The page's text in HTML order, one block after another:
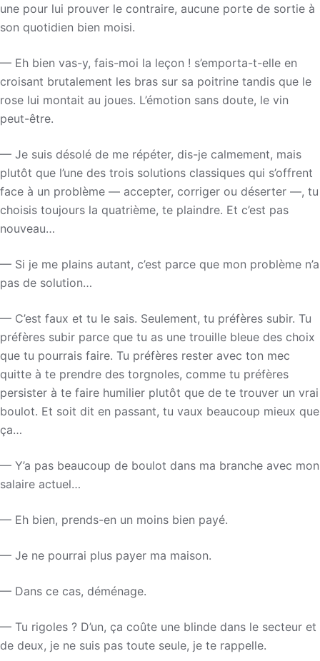
une pour lui prouver le contraire, aucune porte de sortie à
son quotidien bien moisi.
— Eh bien vas-y, fais-moi la leçon ! s’emporta-t-elle en
croisant brutalement les bras sur sa poitrine tandis que le
rose lui montait au joues. L’émotion sans doute, le vin
peut-être.
— Je suis désolé de me répéter, dis-je calmement, mais
plutôt que l’une des trois solutions classiques qui s’offrent
face à un problème — accepter, corriger ou déserter —, tu
choisis toujours la quatrième, te plaindre. Et c’est pas
nouveau…
— Si je me plains autant, c’est parce que mon problème n’a
pas de solution…
— C’est faux et tu le sais. Seulement, tu préfères subir. Tu
préfères subir parce que tu as une trouille bleue des choix
que tu pourrais faire. Tu préfères rester avec ton mec
quitte à te prendre des torgnoles, comme tu préfères
persister à te faire humilier plutôt que de te trouver un vrai
boulot. Et soit dit en passant, tu vaux beaucoup mieux que
ça…
— Y’a pas beaucoup de boulot dans ma branche avec mon
salaire actuel…
— Eh bien, prends-en un moins bien payé.
— Je ne pourrai plus payer ma maison.
— Dans ce cas, déménage.
— Tu rigoles ? D’un, ça coûte une blinde dans le secteur et
de deux, je ne suis pas toute seule, je te rappelle.